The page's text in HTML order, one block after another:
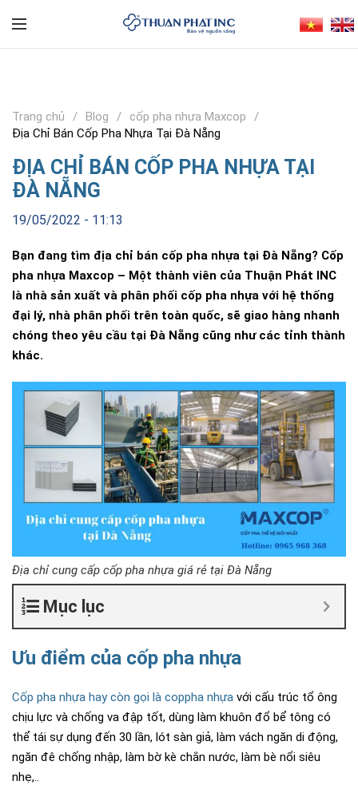
Trang chủ Blog
cốp pha nhựa Maxcop
Địa Chỉ Bán Cốp Pha Nhựa Tại Đà Nẵng
ĐỊA CHỈ BÁN CỐP PHA NHỰA TẠI
ĐÀ NẴNG
19/05/2022 - 11:13
Bạn đang tìm địa chỉ bán cốp pha nhựa tại Đà Nẵng? Cốp
pha nhựa Maxcop – Một thành viên của Thuận Phát INC
là nhà sản xuất và phân phối cốp pha nhựa với hệ thống
đại lý, nhà phân phối trên toàn quốc, sẽ giao hàng nhanh
chóng theo yêu cầu tại Đà Nẵng cũng như các tỉnh thành
khác.
Địa chỉ cung cấp cốp pha nhựa giá rẻ tại Đà Nẵng
Mục lục
Ưu điểm của cốp pha nhựa
Cốp pha nhựa hay còn gọi là coppha nhựa với cấu trúc tổ ông
chịu lực và chống va đập tốt, dùng làm khuôn đổ bể tông có
thể tái sự dụng đến 30 lần, lót sàn giả, làm vách ngăn di động,
ngăn đê chống nhập, làm bờ kè chắn nước, làm bè nổi siêu
nhẹ,..